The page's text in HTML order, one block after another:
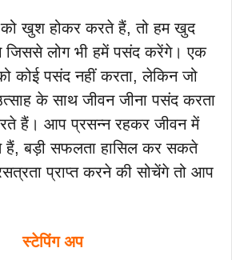
को खुश होकर करते हैं, तो हम खुद
लोग भी हमें पसंद करेंगे। एक
कोई पसंद नहीं करता, लेकिन जो
के साथ जीवन जीना पसंद करता
हैं। आप प्रसन्न रहकर जीवन में
हैं, बड़ी सफलता हासिल कर सकते
प्राप्त करने की सोचेंगे तो आप
स्टेपिंग अप